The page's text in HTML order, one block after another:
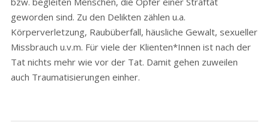
geworden sind. Zu den Delikten zählen u.a.
Körperverletzung, Raubüberfall, häusliche Gewalt, sexueller
Missbrauch u.v.m. Für viele der Klienten*Innen ist nach der
Tat nichts mehr wie vor der Tat. Damit gehen zuweilen
auch Traumatisierungen einher.